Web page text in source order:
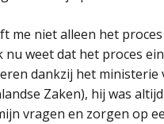
me niet alleen het
nu weet dat het proces
dankzij het ministerie
Zaken), hij was
vragen en zorgen op